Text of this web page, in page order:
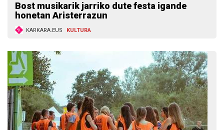
Bost musikarik jarriko dute festa igande
honetan Aristerrazun
KARKARA.EUS KULTURA